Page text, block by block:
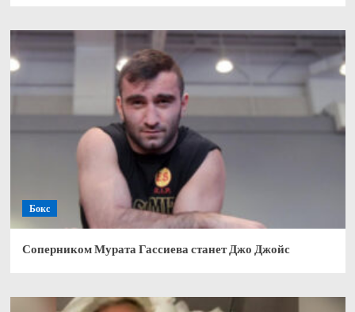
Бокс
Соперником Мурата Гассиева станет Джо Джойс